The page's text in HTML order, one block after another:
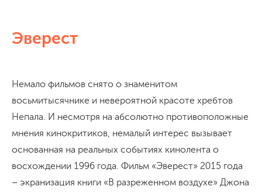
Эверест
Немало фильмов снято о знаменитом
восьмитысячнике и невероятной красоте хребтов
Непала. И несмотря на абсолютно противоположные
мнения кинокритиков, немалый интерес вызывает
основанная на реальных событиях кинолента о
восхождении 1996 года. Фильм «Эверест» 2015 года
– экранизация книги «В разреженном воздухе» Джона